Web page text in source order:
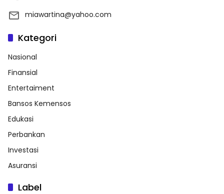
miawartina@yahoo.com
Kategori
Nasional
Finansial
Entertaiment
Bansos Kemensos
Edukasi
Perbankan
Investasi
Asuransi
Label